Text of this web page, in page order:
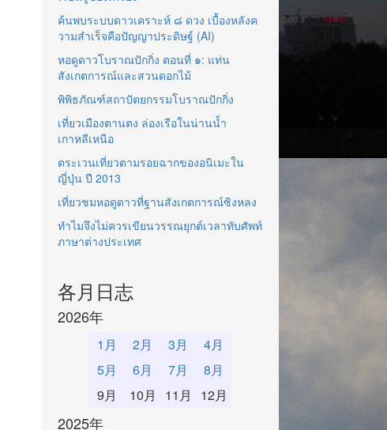
ค้นพบระบบดาวเคราะห์ ๘ ดวง เบื้องหลังค
วามสำเร็จคือปัญญาประดิษฐ์ (AI)
หอดูดาวโบราณปักกิ่ง ตอนที่ ๑: แท่น
สังเกตการณ์และสวนดอกไม้
พิพิธภัณฑ์สถาปัตยกรรมโบราณปักกิ่ง
เที่ยวเมืองตานตง ล่องเรือในน่านน้ำ
เกาหลีเหนือ
ตระเวนเที่ยวตามรอยฉากของอนิเมะใน
ญี่ปุ่น ปี 2013
เที่ยวชมหอดูดาวที่ฐานสังเกตการณ์ซิงหลง
ทำไมจึงไม่ควรเขียนวรรณยุกต์เวลาทับศัพท์
ภาษาต่างประเทศ
各月日志
2026年
1月 2月 3月
4月
5月
6月 7月
8月
9月
10月 11月 12月
2025年